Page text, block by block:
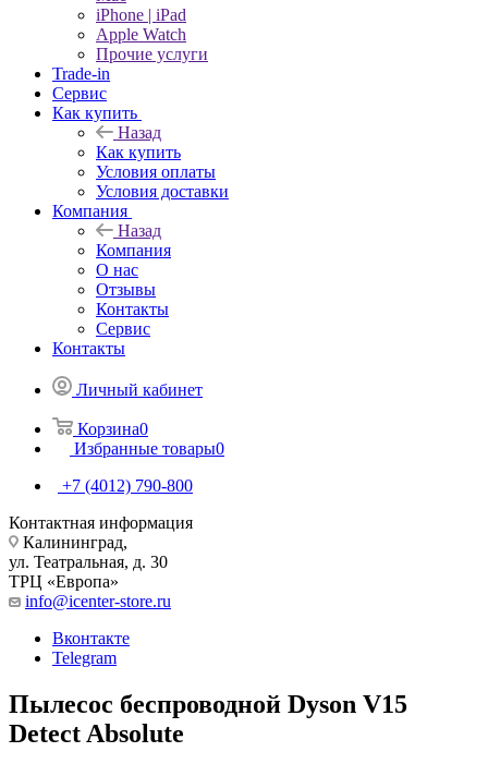
iPhone | iPad
Apple Watch
Прочие услуги
Trade-in
Сервис
Как купить
Назад
Как купить
Условия оплаты
Условия доставки
Компания
Назад
Компания
О нас
Отзывы
Контакты
Сервис
Контакты
Личный кабинет
Корзина0
Избранные товары0
+7 (4012) 790-800
Контактная информация
Калининград,
ул. Театральная, д. 30
ТРЦ «Европа»
info@icenter-store.ru
Вконтакте
Telegram
Пылесос беспроводной Dyson V15
Detect Absolute